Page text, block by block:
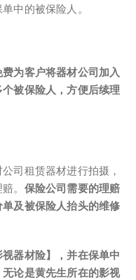
中的被保险人。
为客户将器材公司加入
被保险人，方便后续理
司租赁器材进行拍摄，
。 保险公司需要的理赔
及被保险人抬头的维修
器材险】，并在保单中
论是黄先生所在的影视